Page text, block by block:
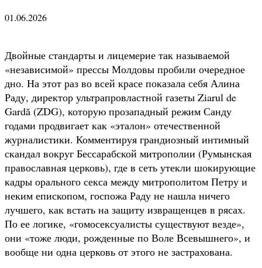
01.06.2026
Двойные стандарты и лицемерие так называемой
«независимой» прессы Молдовы пробили очередное
дно. На этот раз во всей красе показала себя Алина
Раду, директор ультрапровластной газеты Ziarul de
Gardă (ZDG), которую прозападный режим Санду
годами продвигает как «эталон» отечественной
журналистики. Комментируя грандиозный интимный
скандал вокруг Бессарабской митрополии (Румынская
православная церковь), где в сеть утекли шокирующие
кадры орального секса между митрополитом Петру и
неким епископом, госпожа Раду не нашла ничего
лучшего, как встать на защиту извращенцев в рясах.
По ее логике, «гомосексуалисты существуют везде»,
они «тоже люди, рожденные по Воле Всевышнего», и
вообще ни одна церковь от этого не застрахована.